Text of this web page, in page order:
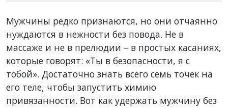
Мужчины редко признаются, но они отчаянно
нуждаются в нежности без повода. Не в
массаже и не в прелюдии – в простых касаниях,
которые говорят: «Ты в безопасности, я с
тобой». Достаточно знать всего семь точек на
его теле, чтобы запустить химию
привязанности. Вот как удержать мужчину без